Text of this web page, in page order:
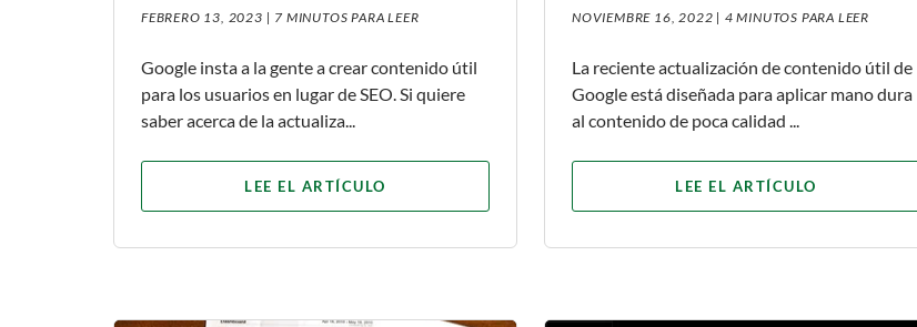
FEBRERO 13, 2023 | 7 MINUTOS PARA LEER
Google insta a la gente a crear contenido útil
para los usuarios en lugar de SEO. Si quiere
saber acerca de la actualiza...
LEE EL ARTÍCULO
NOVIEMBRE 16, 2022 | 4 MINUTOS PARA LEER
La reciente actualización de contenido útil de
Google está diseñada para aplicar mano dura
al contenido de poca calidad ...
LEE EL ARTÍCULO